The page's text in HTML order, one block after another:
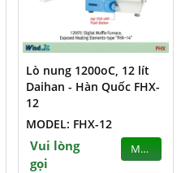
Lò nung 1200oC, 12 lít
Daihan - Hàn Quốc FHX-
12
MODEL: FHX-12
Vui lòng
gọi
MUA